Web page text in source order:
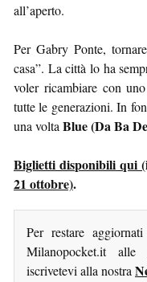
all’aperto.
Per Gabry Ponte,
casa”. La città lo ha
voler ricambiare con
tutte le generazioni. In
una volta Blue (Da Ba
Biglietti disponibili qui
21 ottobre).
Per restare
Milanopocket.it alle
iscrivetevi alla nostra